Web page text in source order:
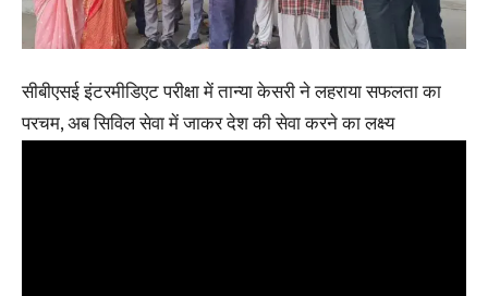
सीबीएसई इंटरमीडिएट परीक्षा में तान्या केसरी ने लहराया सफलता का
परचम, अब सिविल सेवा में जाकर देश की सेवा करने का लक्ष्य